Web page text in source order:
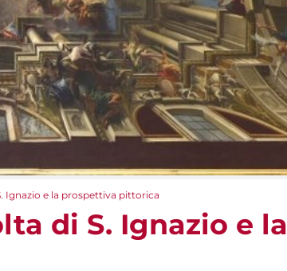
Ignazio e la prospettiva pittorica
di S. Ignazio e la